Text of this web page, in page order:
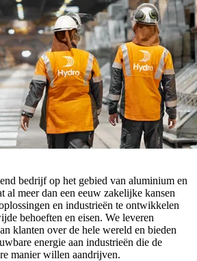
bedrijf op het gebied van aluminium en
al meer dan een eeuw zakelijke kansen
en industrieën te ontwikkelen
behoeften en eisen. We leveren
klanten over de hele wereld en bieden
energie aan industrieën die de
manier willen aandrijven.